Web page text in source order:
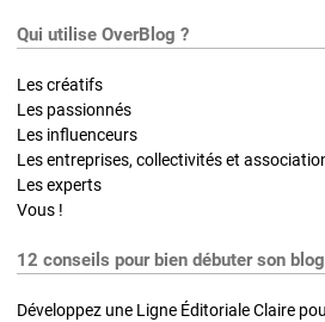
Qui utilise OverBlog ?
Les créatifs
Les passionnés
Les influenceurs
Les entreprises, collectivités et
Les experts
Vous !
12 conseils pour bien débuter son
Développez une Ligne Éditoriale Claire